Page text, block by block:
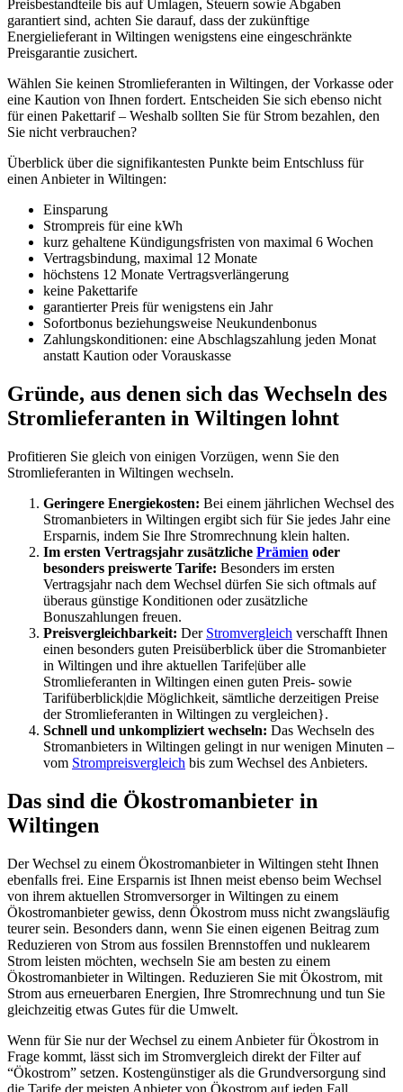
Preisbestandteile bis auf Umlagen, Steuern sowie Abgaben
garantiert sind, achten Sie darauf, dass der zukünftige
Energielieferant in Wiltingen wenigstens eine eingeschränkte
Preisgarantie zusichert.
Wählen Sie keinen Stromlieferanten in Wiltingen, der Vorkasse oder
eine Kaution von Ihnen fordert. Entscheiden Sie sich ebenso nicht
für einen Pakettarif – Weshalb sollten Sie für Strom bezahlen, den
Sie nicht verbrauchen?
Überblick über die signifikantesten Punkte beim Entschluss für
einen Anbieter in Wiltingen:
Einsparung
Strompreis für eine kWh
kurz gehaltene Kündigungsfristen von maximal 6 Wochen
Vertragsbindung, maximal 12 Monate
höchstens 12 Monate Vertragsverlängerung
keine Pakettarife
garantierter Preis für wenigstens ein Jahr
Sofortbonus beziehungsweise Neukundenbonus
Zahlungskonditionen: eine Abschlagszahlung jeden Monat
anstatt Kaution oder Vorauskasse
Gründe, aus denen sich das Wechseln des
Stromlieferanten in Wiltingen lohnt
Profitieren Sie gleich von einigen Vorzügen, wenn Sie den
Stromlieferanten in Wiltingen wechseln.
Geringere Energiekosten: Bei einem jährlichen Wechsel des
Stromanbieters in Wiltingen ergibt sich für Sie jedes Jahr eine
Ersparnis, indem Sie Ihre Stromrechnung klein halten.
Im ersten Vertragsjahr zusätzliche Prämien oder
besonders preiswerte Tarife: Besonders im ersten
Vertragsjahr nach dem Wechsel dürfen Sie sich oftmals auf
überaus günstige Konditionen oder zusätzliche
Bonuszahlungen freuen.
Preisvergleichbarkeit: Der Stromvergleich verschafft Ihnen
einen besonders guten Preisüberblick über die Stromanbieter
in Wiltingen und ihre aktuellen Tarife|über alle
Stromlieferanten in Wiltingen einen guten Preis- sowie
Tarifüberblick|die Möglichkeit, sämtliche derzeitigen Preise
der Stromlieferanten in Wiltingen zu vergleichen}.
Schnell und unkompliziert wechseln: Das Wechseln des
Stromanbieters in Wiltingen gelingt in nur wenigen Minuten –
vom Strompreisvergleich bis zum Wechsel des Anbieters.
Das sind die Ökostromanbieter in
Wiltingen
Der Wechsel zu einem Ökostromanbieter in Wiltingen steht Ihnen
ebenfalls frei. Eine Ersparnis ist Ihnen meist ebenso beim Wechsel
von ihrem aktuellen Stromversorger in Wiltingen zu einem
Ökostromanbieter gewiss, denn Ökostrom muss nicht zwangsläufig
teurer sein. Besonders dann, wenn Sie einen eigenen Beitrag zum
Reduzieren von Strom aus fossilen Brennstoffen und nuklearem
Strom leisten möchten, wechseln Sie am besten zu einem
Ökostromanbieter in Wiltingen. Reduzieren Sie mit Ökostrom, mit
Strom aus erneuerbaren Energien, Ihre Stromrechnung und tun Sie
gleichzeitig etwas Gutes für die Umwelt.
Wenn für Sie nur der Wechsel zu einem Anbieter für Ökostrom in
Frage kommt, lässt sich im Stromvergleich direkt der Filter auf
“Ökostrom” setzen. Kostengünstiger als die Grundversorgung sind
die Tarife der meisten Anbieter von Ökostrom auf jeden Fall.